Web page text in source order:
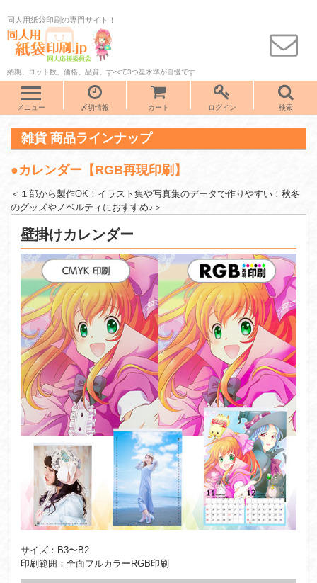
同人用紙袋印刷の専門サイト！
納期、ロット数、価格、品質。すべて3つ星水準が自慢です
メニュー 〆切情報 カート ログイン 検索
雑貨 商品ラインナップ
●カレンダー【RGB再現印刷】
＜１部から製作OK！イラスト集や写真集のデータで作りやすい！秋冬
のグッズやノベルティにおすすめ♪＞
壁掛けカレンダー
サイズ：B3〜B2
印刷範囲：全面フルカラーRGB印刷